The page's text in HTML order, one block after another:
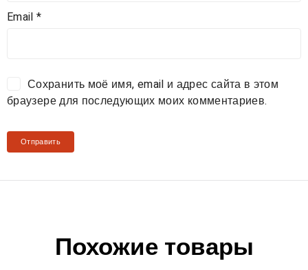
Email*
Сохранить моё имя, email и адрес сайта в этом
браузере для последующих моих комментариев.
Похожие товары